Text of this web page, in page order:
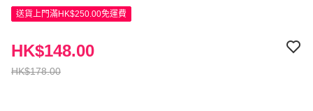
送貨上門滿HK$250.00免運費
HK$178.00
HK$148.00